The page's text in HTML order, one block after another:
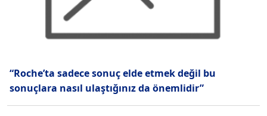
“Roche’ta sadece sonuç elde etmek değil bu
sonuçlara nasıl ulaştığınız da önemlidir”